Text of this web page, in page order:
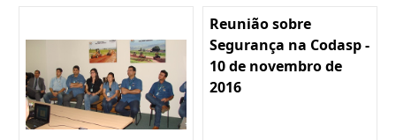
Reunião sobre
Segurança na Codasp -
10 de novembro de
2016